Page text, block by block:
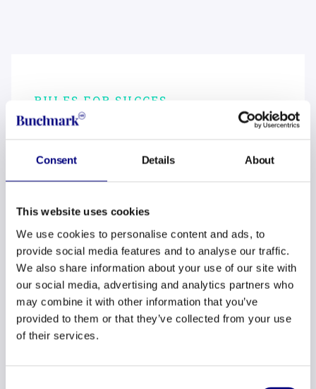
Consent Details About
This website uses cookies
We use cookies to personalise content and ads, to
provide social media features and to analyse our traffic.
We also share information about your use of our site with
our social media, advertising and analytics partners who
may combine it with other information that you’ve
provided to them or that they’ve collected from your use
of their services.
RULES FOR SUCCES
Bouwen vanuit jullie
kern.
groeiambitie van de organisatie. Een ‘unieke’
EVP gaat dus niet over zo cool,
onderscheidend, creatief, of out-of-the-box
mogelijk, maar over het het vastpakken van de
kern van de organisatie. Wat maakt jullie uniek?
De kunst is om dát te vertalen.